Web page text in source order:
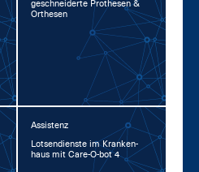
ge­schnei­der­te Pro­the­sen &
Or­the­sen
Assistenz
Lot­sen­diens­te im Kran­ken­
haus mit Ca­re-O-bot 4